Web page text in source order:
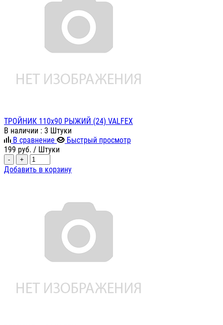
ТРОЙНИК 110х90 РЫЖИЙ (24) VALFEX
В наличии : 3 Штуки
В сравнение
Быстрый просмотр
199 руб. / Штуки
- +
Добавить в корзину